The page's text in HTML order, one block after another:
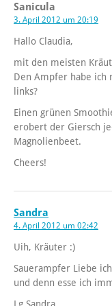
Sanicula
3. April 2012 um 20:19
Hallo Claudia,
mit den meisten
Den Ampfer habe ich
links?
Einen grünen
erobert der Giersch
Magnolienbeet.
Cheers!
Sandra
4. April 2012 um 02:42
Uih, Kräuter :)
Sauerampfer Liebe
und denn esse ich